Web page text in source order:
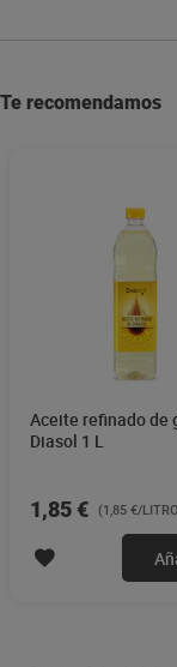
Te recomendamos
Aceite refinado de
Diasol 1 L
1,85 € (1,85 €/